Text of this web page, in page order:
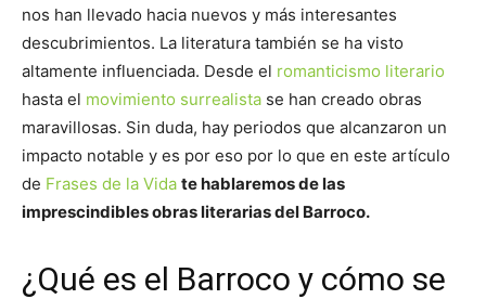
nos han llevado hacia nuevos y más interesantes
descubrimientos. La literatura también se ha visto
altamente influenciada. Desde el romanticismo literario
hasta el movimiento surrealista se han creado obras
maravillosas. Sin duda, hay periodos que alcanzaron un
impacto notable y es por eso por lo que en este artículo
de Frases de la Vida te hablaremos de las
imprescindibles obras literarias del Barroco.
¿Qué es el Barroco y cómo se